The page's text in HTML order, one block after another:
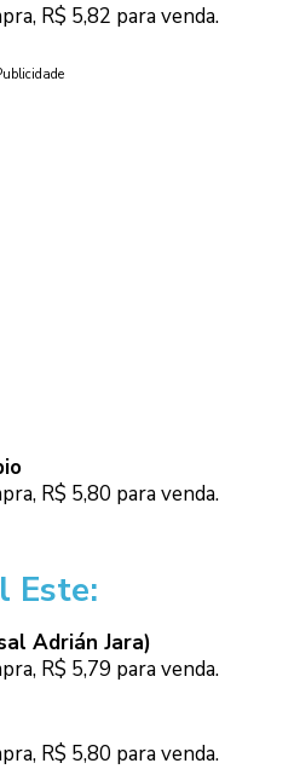
R$ 5,82 para venda.
R$ 5,80 para venda.
Este:
Adrián Jara)
R$ 5,79 para venda.
R$ 5,80 para venda.